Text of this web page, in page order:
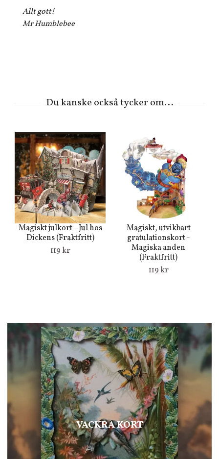
VACKRA KORT
Allt gott!
Mr Humblebee
Magiskt julkort - Jul hos
Dickens (Fraktfritt)
119 kr
Magiskt, utvikbart
gratulationskort -
Magiska anden
(Fraktfritt)
119 kr